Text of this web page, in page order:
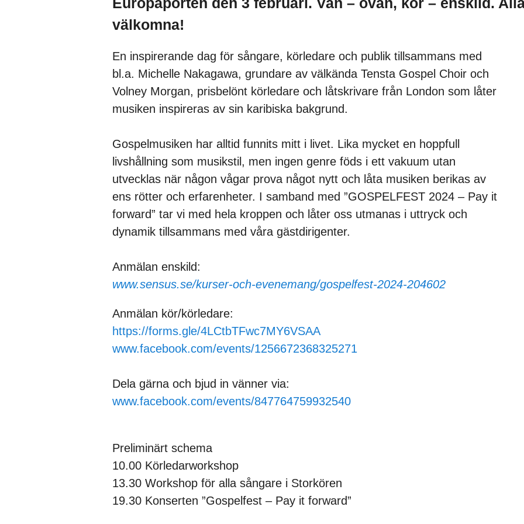
välkomna!
En inspirerande dag för sångare, körledare och publik tillsammans med
bl.a. Michelle Nakagawa, grundare av välkända Tensta Gospel Choir och
Volney Morgan, prisbelönt körledare och låtskrivare från London som låter
musiken inspireras av sin karibiska bakgrund.
Gospelmusiken har alltid funnits mitt i livet. Lika mycket en hoppfull
livshållning som musikstil, men ingen genre föds i ett vakuum utan
utvecklas när någon vågar prova något nytt och låta musiken berikas av
ens rötter och erfarenheter. I samband med ”GOSPELFEST 2024 – Pay it
forward” tar vi med hela kroppen och låter oss utmanas i uttryck och
dynamik tillsammans med våra gästdirigenter.
Anmälan enskild:
www.sensus.se/kurser-och-evenemang/gospelfest-2024-204602
Anmälan kör/körledare:
https://forms.gle/4LCtbTFwc7MY6VSAA
www.facebook.com/events/1256672368325271
Dela gärna och bjud in vänner via:
www.facebook.com/events/847764759932540
Preliminärt schema
10.00 Körledarworkshop
13.30 Workshop för alla sångare i Storkören
19.30 Konserten ”Gospelfest – Pay it forward”